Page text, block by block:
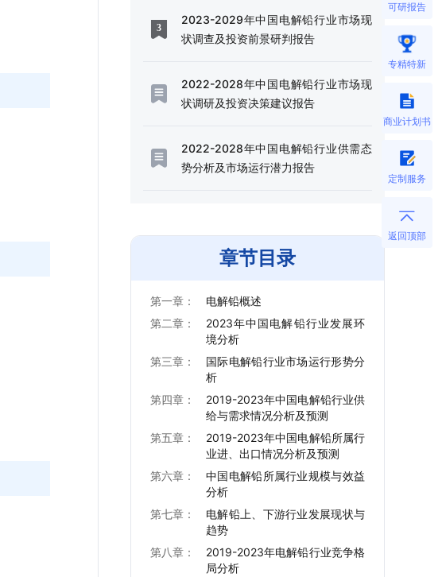
2023-2029年中国电解铅行业市场现
状调查及投资前景研判报告
2022-2028年中国电解铅行业市场现
状调研及投资决策建议报告
2022-2028年中国电解铅行业供需态
势分析及市场运行潜力报告
章节目录
第一章：
电解铅概述
第二章：
2023年中国电解铅行业发展环
境分析
第三章：
国际电解铅行业市场运行形势分
析
第四章：
2019-2023年中国电解铅行业供
给与需求情况分析及预测
第五章：
2019-2023年中国电解铅所属行
业进、出口情况分析及预测
第六章：
中国电解铅所属行业规模与效益
分析
第七章：
电解铅上、下游行业发展现状与
趋势
第八章：
2019-2023年电解铅行业竞争格
局分析
可研报告
专精特新
商业计划书
定制服务
返回顶部